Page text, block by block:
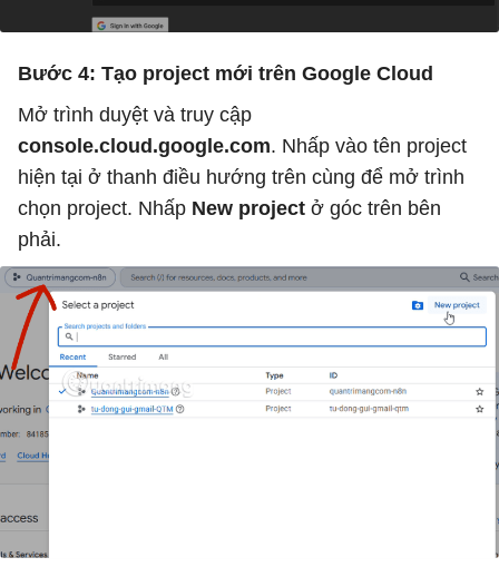
Bước 4: Tạo project mới trên Google Cloud
Mở trình duyệt và truy cập
console.cloud.google.com. Nhấp vào tên project
hiện tại ở thanh điều hướng trên cùng để mở trình
chọn project. Nhấp New project ở góc trên bên
phải.